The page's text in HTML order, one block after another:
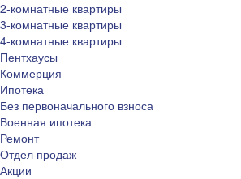
2-комнатные квартиры
3-комнатные квартиры
4-комнатные квартиры
Пентхаусы
Коммерция
Ипотека
Без первоначального взноса
Военная ипотека
Ремонт
Отдел продаж
Акции